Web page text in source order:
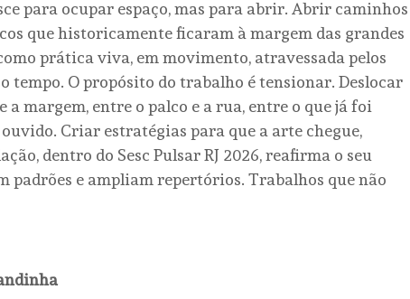
para ocupar espaço, mas para abrir. Abrir caminhos
que historicamente ficaram à margem das grandes
prática viva, em movimento, atravessada pelos
tempo. O propósito do trabalho é tensionar. Deslocar
margem, entre o palco e a rua, entre o que já foi
Criar estratégias para que a arte chegue,
dentro do Sesc Pulsar RJ 2026, reafirma o seu
padrões e ampliam repertórios. Trabalhos que não